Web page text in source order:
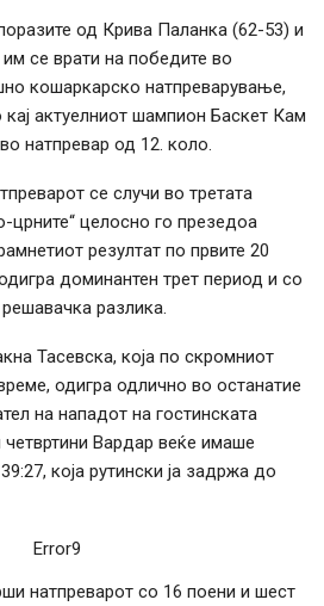
од Крива Паланка (62-53) и
се врати на победите во
кошаркарско натпреварување,
актуелниот шампион Баскет Кам
натпревар од 12. коло.
се случи во третата
црните“ целосно го презедоа
резултат по првите 20
доминантен трет период и со
разлика.
Тасевска, која по скромниот
одигра одлично во останатие
на нападот на гостинската
Вардар веќе имаше
која рутински ја задржа до
Error9
натпреварот со 16 поени и шест